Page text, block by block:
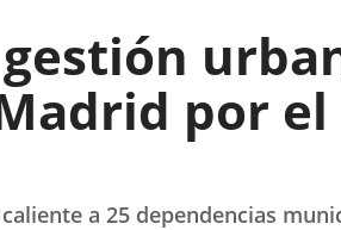
por el
a 25 dependencias